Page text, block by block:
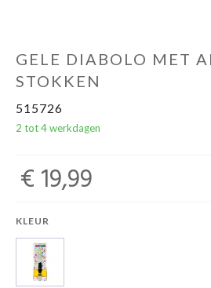
GELE DIABOLO MET
STOKKEN
515726
2 tot 4 werkdagen
€ 19,99
KLEUR